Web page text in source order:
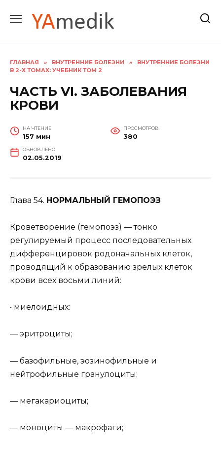
содержанию
ГЛАВНАЯ » ВНУТРЕННИЕ БОЛЕЗНИ »
ВНУТРЕННИЕ БОЛЕЗНИ
В 2-Х ТОМАХ: УЧЕБНИК ТОМ 2
ЧАСТЬ VI. ЗАБОЛЕВАНИЯ
КРОВИ
НА ЧТЕНИЕ
157 мин
ПРОСМОТРОВ
380
ОБНОВЛЕНО
02.05.2019
Глава 54. НОРМАЛЬНЫЙ ГЕМОПОЭЗ
Кроветворение (гемопоэз) — тонко
регулируемый процесс последовательных
дифференцировок родоначальных клеток,
проводящий к образованию зрелых клеток
крови всех восьми линий:
• миелоидных:
— эритроциты;
— базофильные, эозинофильные и
нейтрофильные гранулоциты;
— мегакариоциты;
— моноциты — макрофаги;